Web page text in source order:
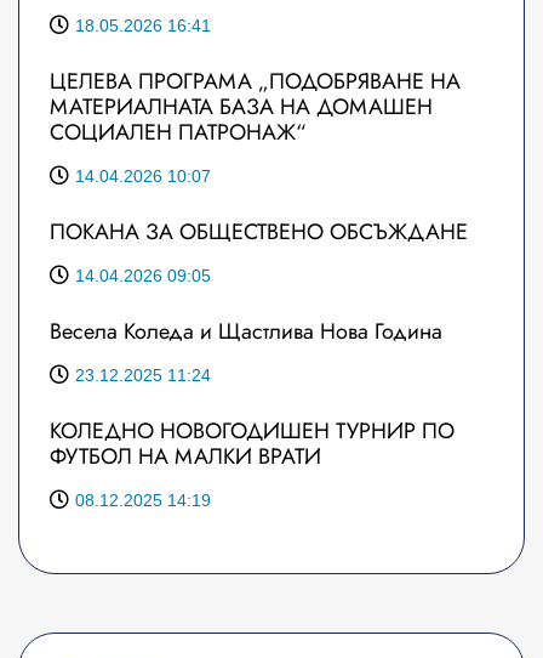
18.05.2026 16:41
ЦЕЛЕВА ПРОГРАМА „ПОДОБРЯВАНЕ НА
МАТЕРИАЛНАТА БАЗА НА ДОМАШЕН
СОЦИАЛЕН ПАТРОНАЖ“
14.04.2026 10:07
ПОКАНА ЗА ОБЩЕСТВЕНО ОБСЪЖДАНЕ
14.04.2026 09:05
Весела Коледа и Щастлива Нова Година
23.12.2025 11:24
КОЛЕДНО НОВОГОДИШЕН ТУРНИР ПО
ФУТБОЛ НА МАЛКИ ВРАТИ
08.12.2025 14:19